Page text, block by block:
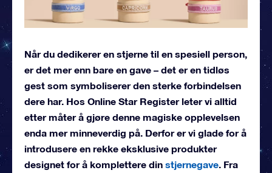
Når du dedikerer en stjerne til en spesiell person,
er det mer enn bare en gave – det er en tidløs
gest som symboliserer den sterke forbindelsen
dere har. Hos Online Star Register leter vi alltid
etter måter å gjøre denne magiske opplevelsen
enda mer minneverdig på. Derfor er vi glade for å
introdusere en rekke eksklusive produkter
designet for å komplettere din stjernegave. Fra